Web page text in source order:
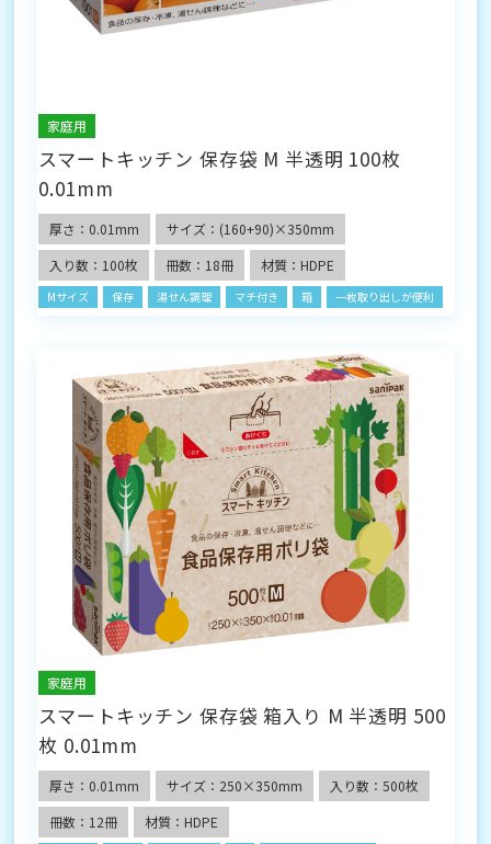
家庭用
スマートキッチン 保存袋 M 半透明 100枚
0.01mm
厚さ：0.01mm
サイズ：(160+90)×350mm
入り数：100枚
冊数：18冊 材質：HDPE
Mサイズ 保存 湯せん調理 マチ付き 箱 一枚取り出しが便利
家庭用
スマートキッチン 保存袋 箱入り M 半透明 500
枚 0.01mm
厚さ：0.01mm サイズ：250×350mm
入り数：500枚
冊数：12冊
材質：HDPE